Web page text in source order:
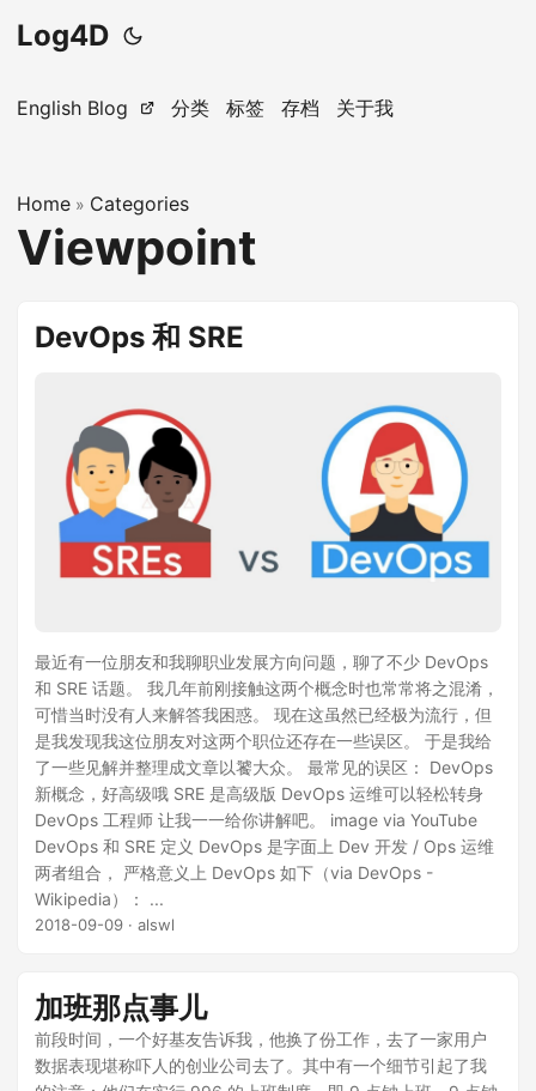
Log4D
English Blog 分类 标签 存档 关于我
Home » Categories
Viewpoint
DevOps 和 SRE
最近有一位朋友和我聊职业发展方向问题，聊了不少 DevOps
和 SRE 话题。 我几年前刚接触这两个概念时也常常将之混淆，
可惜当时没有人来解答我困惑。 现在这虽然已经极为流行，但
是我发现我这位朋友对这两个职位还存在一些误区。 于是我给
了一些见解并整理成文章以饕大众。 最常见的误区： DevOps
新概念，好高级哦 SRE 是高级版 DevOps 运维可以轻松转身
DevOps 工程师 让我一一给你讲解吧。 image via YouTube
DevOps 和 SRE 定义 DevOps 是字面上 Dev 开发 / Ops 运维
两者组合， 严格意义上 DevOps 如下（via DevOps -
Wikipedia）： ...
2018-09-09 · alswl
加班那点事儿
前段时间，一个好基友告诉我，他换了份工作，去了一家用户
数据表现堪称吓人的创业公司去了。其中有一个细节引起了我